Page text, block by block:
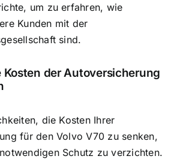
um zu erfahren, wie
Kunden mit der
sind.
Kosten der Autoversicherung
die Kosten Ihrer
für den Volvo V70 zu senken,
Schutz zu verzichten.